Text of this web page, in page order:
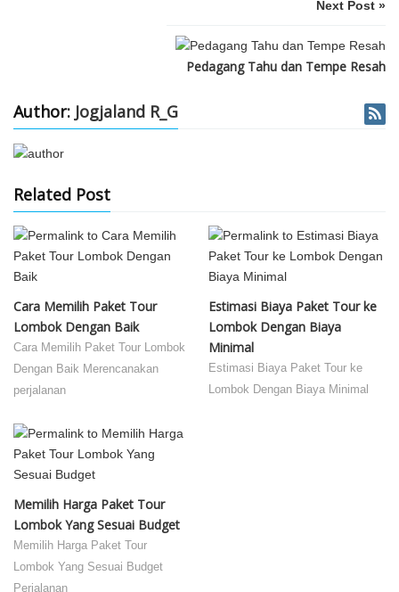
Next Post »
Pedagang Tahu dan Tempe Resah
Author: Jogjaland R_G
Related Post
Cara Memilih Paket Tour
Lombok Dengan Baik
Cara Memilih Paket Tour Lombok
Dengan Baik Merencanakan
perjalanan
Estimasi Biaya Paket Tour ke
Lombok Dengan Biaya
Minimal
Estimasi Biaya Paket Tour ke
Lombok Dengan Biaya Minimal
Memilih Harga Paket Tour
Lombok Yang Sesuai Budget
Memilih Harga Paket Tour
Lombok Yang Sesuai Budget
Perjalanan